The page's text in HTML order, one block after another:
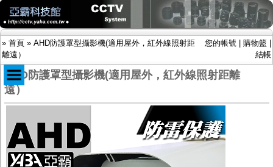
» 首頁 » AHD防護罩型攝影機(適用屋外，紅外線照射距
離遠）
您的帳號 購物籃
結帳
IP網路攝影機及錄放影機
AHD DVR數位錄放影機
AHD半球型(適用屋內)
AHD中小型紅外線攝影機(適用騎樓、室內外)
AHD防護罩型攝影機(適用屋外，紅外線照射距離
遠）